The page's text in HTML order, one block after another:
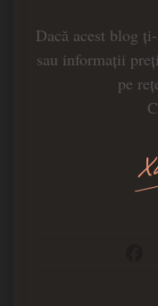
Dacă acest blog
sau informații
pe